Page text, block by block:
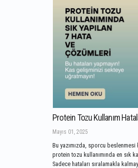
Protein Tozu Kullanım
Mayıs 01, 2025
Bu yazımızda, sporcu
protein tozu kullanımında en sık
Sadece hataları sıralamakla